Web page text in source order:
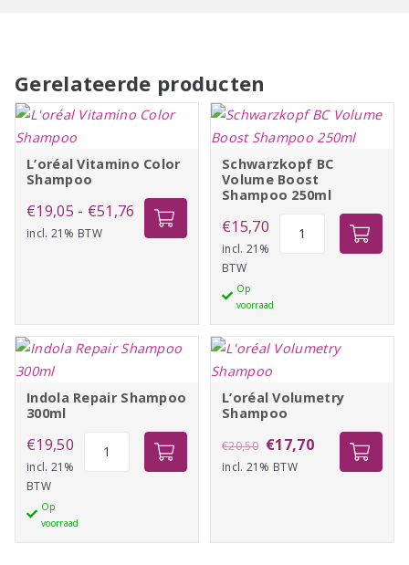
Gerelateerde producten
L’oréal Vitamino Color
Shampoo
€19,05 - €51,76 Prijsklasse:
€19,05
incl. 21% BTW
Schwarzkopf BC
Volume Boost
Shampoo 250ml
€15,70
incl. 21%
BTW
Op
voorraad
Schwarzkopf
250ml
Indola Repair Shampoo
300ml
€19,50
incl. 21%
BTW
Op
voorraad
L’oréal Volumetry
Shampoo
€20,50 Oorspronkelijke
prijs
€17,70Huidige
prijs
incl. 21% BTW